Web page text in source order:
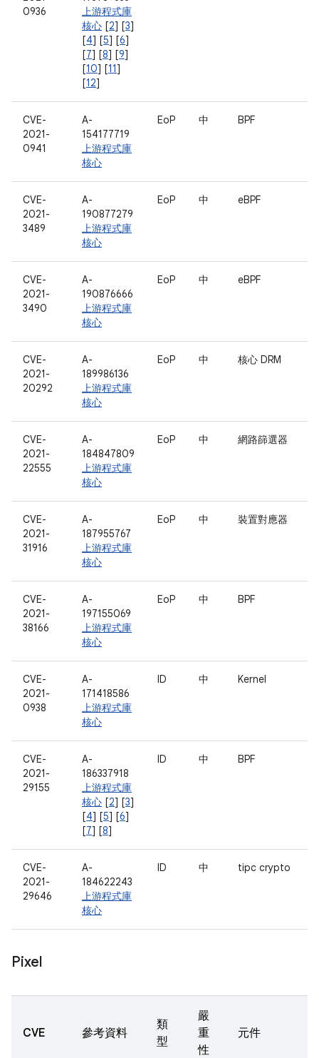
0936
上游程式庫
核心 [2] [3]
[4] [5] [6]
[7] [8] [9]
[10] [11]
[12]
CVE-
2021-
0941
A-
154177719
上游程式庫
核心
EoP 中 BPF
CVE-
2021-
3489
A-
190877279
上游程式庫
核心
EoP 中 eBPF
CVE-
2021-
3490
A-
190876666
上游程式庫
核心
EoP 中 eBPF
CVE-
2021-
20292
A-
189986136
上游程式庫
核心
EoP 中 核心 DRM
CVE-
2021-
22555
A-
184847809
上游程式庫
核心
EoP 中 網路篩選器
CVE-
2021-
31916
A-
187955767
上游程式庫
核心
EoP 中 裝置對應器
CVE-
2021-
38166
A-
197155069
上游程式庫
核心
EoP 中 BPF
CVE-
2021-
0938
A-
171418586
上游程式庫
核心
ID 中 Kernel
CVE-
2021-
29155
A-
186337918
上游程式庫
核心 [2] [3]
[4] [5] [6]
[7] [8]
ID 中 BPF
CVE-
2021-
29646
A-
184622243
上游程式庫
核心
ID 中 tipc crypto
Pixel
CVE 參考資料
類
型
嚴
重
性
元件